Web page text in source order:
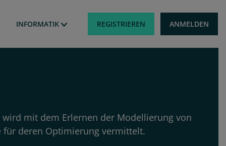
INFORMATIK REGISTRIEREN ANMELDEN
mit dem Erlernen der Modellierung von
für deren Optimierung vermittelt.